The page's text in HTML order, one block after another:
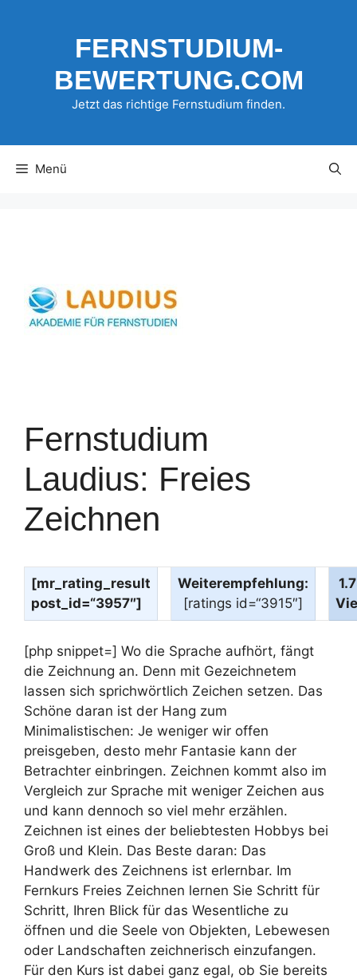
FERNSTUDIUM-
BEWERTUNG.COM
Jetzt das richtige Fernstudium finden.
Menü
Fernstudium
Laudius: Freies
Zeichnen
[mr_rating_result
post_id=“3957″]
Weiterempfehlung:
[ratings id=“3915″]
[php snippet=] Wo die Sprache aufhört, fängt
die Zeichnung an. Denn mit Gezeichnetem
lassen sich sprichwörtlich Zeichen setzen. Das
Schöne daran ist der Hang zum
Minimalistischen: Je weniger wir offen
preisgeben, desto mehr Fantasie kann der
Betrachter einbringen. Zeichnen kommt also im
Vergleich zur Sprache mit weniger Zeichen aus
und kann dennoch so viel mehr erzählen.
Zeichnen ist eines der beliebtesten Hobbys bei
Groß und Klein. Das Beste daran: Das
Handwerk des Zeichnens ist erlernbar. Im
Fernkurs Freies Zeichnen lernen Sie Schritt für
Schritt, Ihren Blick für das Wesentliche zu
öffnen und die Seele von Objekten, Lebewesen
oder Landschaften zeichnerisch einzufangen.
Für den Kurs ist dabei ganz egal, ob Sie bereits